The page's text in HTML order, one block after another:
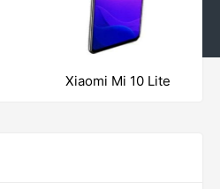
Xiaomi Mi 10 Lite